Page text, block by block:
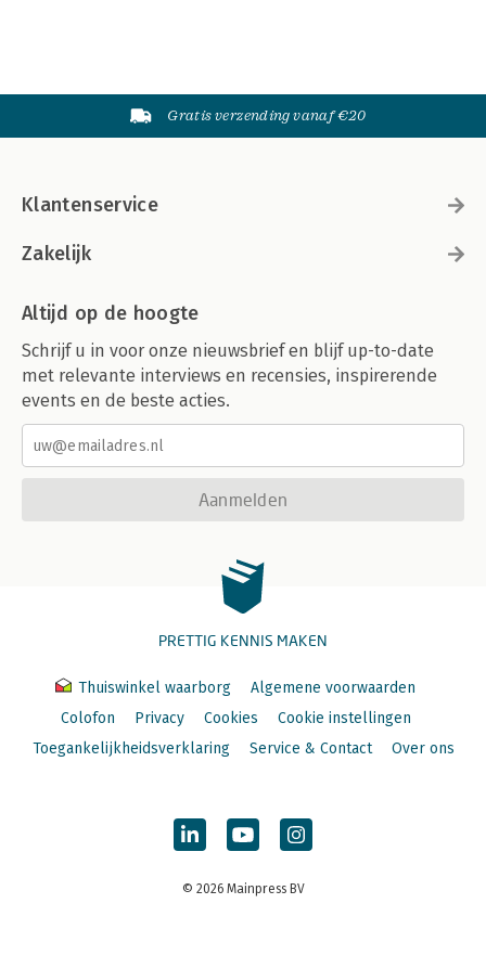
Gratis verzending vanaf €20
Klantenservice
Zakelijk
Altijd op de hoogte
Schrijf u in voor onze nieuwsbrief en blijf up-to-date
met relevante interviews en recensies, inspirerende
events en de beste acties.
Aanmelden
PRETTIG KENNIS MAKEN
Thuiswinkel waarborg
Algemene voorwaarden
Colofon
Privacy Cookies
Cookie instellingen
Toegankelijkheidsverklaring
Service & Contact Over ons
© 2026 Mainpress BV